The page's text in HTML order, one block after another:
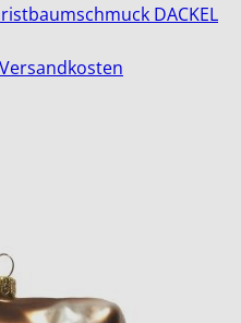
DACKEL
Versandkosten